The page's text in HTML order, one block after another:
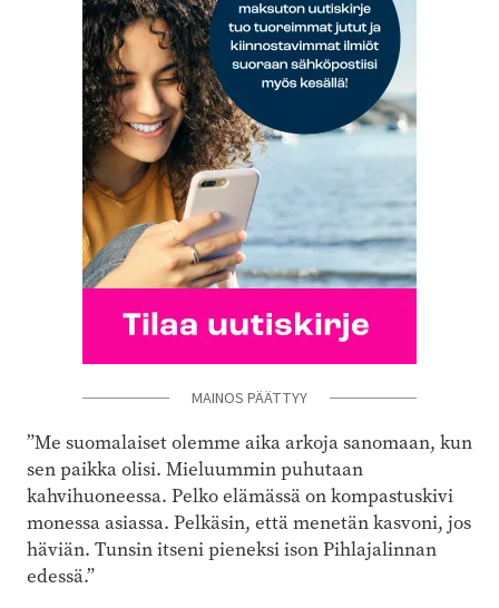
MAINOS PÄÄTTYY
”Me suomalaiset olemme aika arkoja sanomaan, kun
sen paikka olisi. Mieluummin puhutaan
kahvihuoneessa. Pelko elämässä on kompastuskivi
monessa asiassa. Pelkäsin, että menetän kasvoni, jos
häviän. Tunsin itseni pieneksi ison Pihlajalinnan
edessä.”